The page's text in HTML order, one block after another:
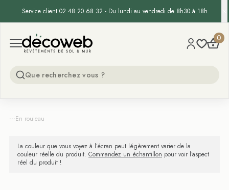
Service client 02 48 20 68 32 - Du lundi au vendredi de 8h30 à 18h
Open menu
Decoweb 0
...En rouleau
La couleur que vous voyez à l’écran peut légèrement varier de la
couleur réelle du produit. Commandez un échantillon pour voir l’aspect
réel du produit !